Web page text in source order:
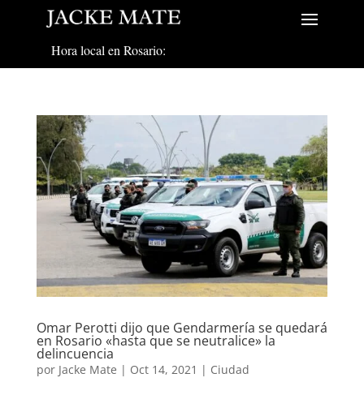
Hora local en Rosario:
Omar Perotti dijo que Gendarmería se quedará
en Rosario «hasta que se neutralice» la
delincuencia
por Jacke Mate | Oct 14, 2021 | Ciudad